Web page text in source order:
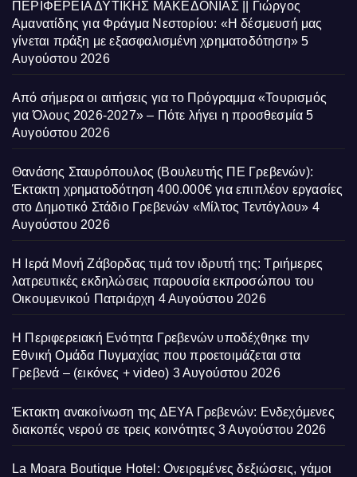
ΠΕΡΙΦΕΡΕΙΑ ΔΥΤΙΚΗΣ ΜΑΚΕΔΟΝΙΑΣ || Γιώργος
Αμανατίδης για Φράγμα Νεστορίου: «Η δέσμευσή μας
γίνεται πράξη με εξασφαλισμένη χρηματοδότηση» 5
Αυγούστου 2026
Από σήμερα οι αιτήσεις για το Πρόγραμμα «Τουρισμός
για Όλους 2026-2027» – Πότε λήγει η προσθεσμία 5
Αυγούστου 2026
Θανάσης Σταυρόπουλος (Βουλευτής ΠΕ Γρεβενών):
Έκτακτη χρηματοδότηση 400.000€ για επιπλέον εργασίες
στο Δημοτικό Στάδιο Γρεβενών «Μίλτος Τεντόγλου» 4
Αυγούστου 2026
Η Ιερά Μονή Ζάβορδας τιμά τον ιδρυτή της: Τριήμερες
λατρευτικές εκδηλώσεις παρουσία εκπροσώπου του
Οικουμενικού Πατριάρχη 4 Αυγούστου 2026
Η Περιφερειακή Ενότητα Γρεβενών υποδέχθηκε την
Εθνική Ομάδα Πυγμαχίας που προετοιμάζεται στα
Γρεβενά – (εικόνες + video) 3 Αυγούστου 2026
Έκτακτη ανακοίνωση της ΔΕΥΑ Γρεβενών: Ενδεχόμενες
διακοπές νερού σε τρεις κοινότητες 3 Αυγούστου 2026
La Moara Boutique Hotel: Ονειρεμένες δεξιώσεις, γάμοι